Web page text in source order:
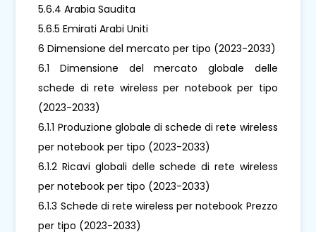
5.6.4 Arabia Saudita
5.6.5 Emirati Arabi Uniti
6 Dimensione del mercato per tipo (2023-2033)
6.1 Dimensione del mercato globale delle
schede di rete wireless per notebook per tipo
(2023-2033)
6.1.1 Produzione globale di schede di rete wireless
per notebook per tipo (2023-2033)
6.1.2 Ricavi globali delle schede di rete wireless
per notebook per tipo (2023-2033)
6.1.3 Schede di rete wireless per notebook Prezzo
per tipo (2023-2033)